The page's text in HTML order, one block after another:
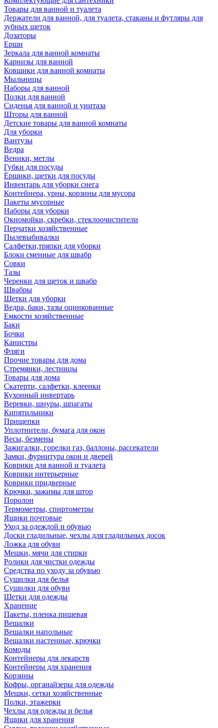
Товары для ванной и туалета
Держатели для ванной, для туалета, стаканы и футляры для
зубных щеток
Дозаторы
Ерши
Зеркала для ванной комнаты
Карнизы для ванной
Ковшики для ванной комнаты
Мыльницы
Наборы для ванной
Полки для ванной
Сиденья для ванной и унитаза
Шторы для ванной
Детские товары для ванной комнаты
Для уборки
Вантузы
Ведра
Веники, метлы
Губки для посуды
Ёршики, щетки для посуды
Инвентарь для уборки снега
Контейнера, урны, корзины для мусора
Пакеты мусорные
Наборы для уборки
Окномойки, скребки, стеклоочистители
Перчатки хозяйственные
Пылевыбивалки
Салфетки,тряпки для уборки
Блоки сменные для швабр
Совки
Тазы
Черенки для щеток и швабр
Швабры
Щетки для уборки
Ведра, баки, тазы оцинкованные
Емкости хозяйственные
Баки
Бочки
Канистры
Фляги
Прочие товары для дома
Стремянки, лестницы
Товары для дома
Скатерти, салфетки, клеенки
Кухонный инвертарь
Веревки, шнуры, шпагаты
Кипятильники
Прищепки
Уплотнители, бумага для окон
Весы, безмены
Зажигалки, горелки газ, баллоны, рассекатели
Замки, фурнитура окон и дверей
Коврики для ванной и туалета
Коврики интерьерные
Коврики придверные
Крючки, зажимы для штор
Поролон
Термометры, спиртометры
Ящики почтовые
Уход за одеждой и обувью
Доски гладильные, чехлы для гладильных досок
Ложка для обуви
Мешки, мячи для стирки
Ролики для чистки одежды
Средства по уходу за обувью
Сушилки для белья
Сушилки для обуви
Щетки для одежды
Хранение
Пакеты, пленка пищевая
Вешалки
Вешалки напольные
Вешалки настенные, крючки
Комоды
Контейнеры для лекарств
Контейнеры для хранения
Корзины
Кофры, органайзеры для одежды
Мешки, сетки хозяйственные
Полки, этажерки
Чехлы для одежды и белья
Ящики для хранения